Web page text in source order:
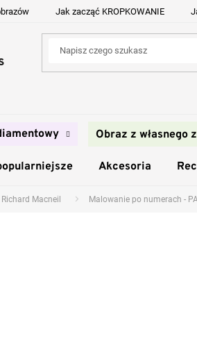
Jak zacząć KROPKOWANIE
Obraz z własnego
Akcesoria
Richard Macneil Malowanie po numerach -